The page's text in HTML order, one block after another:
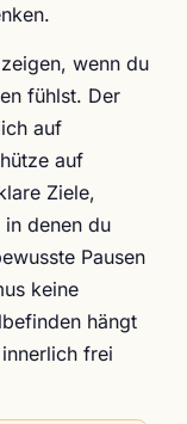
wenn du
fühlst. Der
auf
auf
Ziele,
denen du
Pausen
keine
hängt
frei